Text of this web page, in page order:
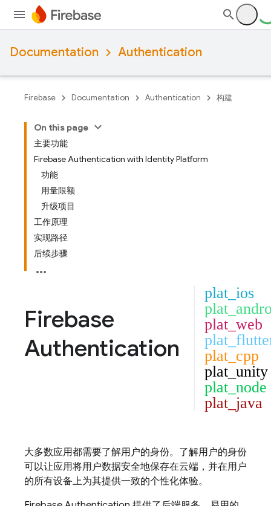
Documentation Authentication
Firebase Documentation Authentication 构建
On this page
主要功能
Firebase Authentication with Identity Platform
功能
用量限额
升级项目
工作原理
实现路径
后续步骤
Firebase
Authentication
plat_ios
plat_web
plat_cpp
plat_unity
plat_node
plat_java
大多数应用都需要了解用户的身份。了解用户的身份
可以让应用将用户数据安全地保存在云端，并在用户
的所有设备上为其提供一致的个性化体验。